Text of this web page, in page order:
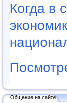
Когда в
Общение на сайте